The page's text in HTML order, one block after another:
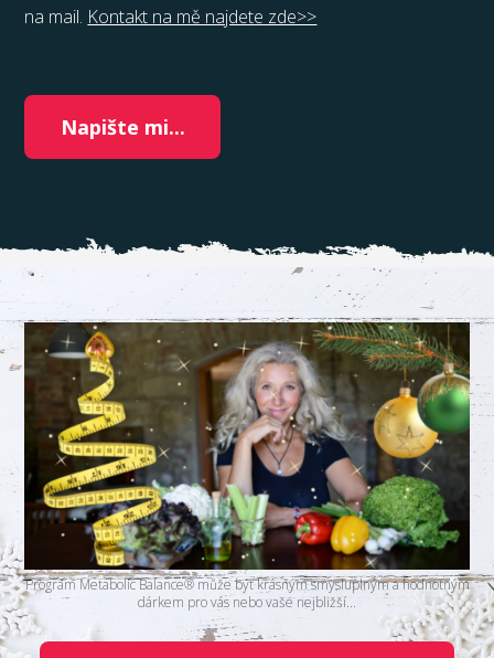
na mail. Kontakt na mě najdete zde>>
Napište mi...
Program Metabolic Balance® může být krásným smysluplným a hodnotným
dárkem pro vás nebo vaše nejbližší...